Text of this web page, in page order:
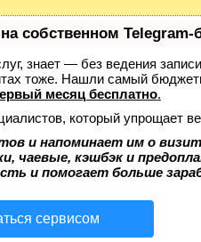
собственном Telegram-
знает — без ведения
тоже. Нашли самый
месяц бесплатно.
который упрощает
и напоминает им о
чаевые, кэшбэк и
и помогает больше
сервисом